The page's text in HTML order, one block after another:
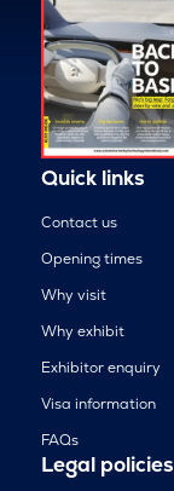
Quick links
Contact us
Opening times
Why visit
Why exhibit
Exhibitor enquiry
Visa information
FAQs
Legal policies